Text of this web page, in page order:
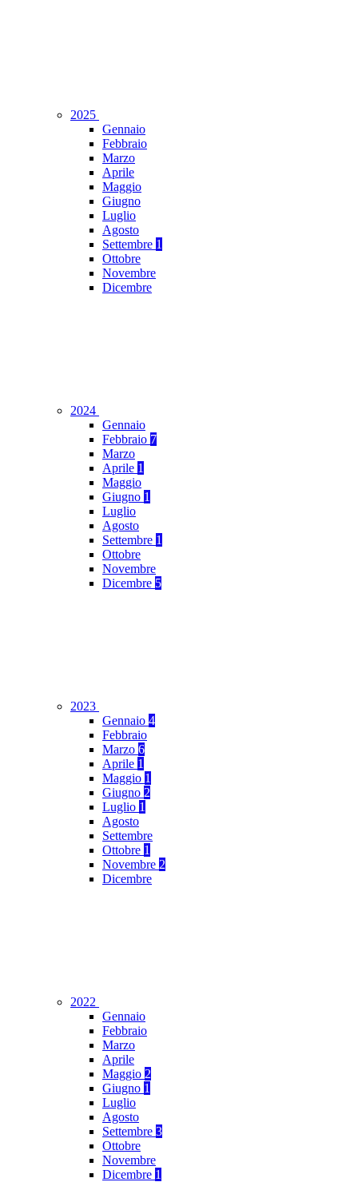
2025
Gennaio
Febbraio
Marzo
Aprile
Maggio
Giugno
Luglio
Agosto
Settembre 1
Ottobre
Novembre
Dicembre
2024
Gennaio
Febbraio 7
Marzo
Aprile 1
Maggio
Giugno 1
Luglio
Agosto
Settembre 1
Ottobre
Novembre
Dicembre 5
2023
Gennaio 4
Febbraio
Marzo 6
Aprile 1
Maggio 1
Giugno 2
Luglio 1
Agosto
Settembre
Ottobre 1
Novembre 2
Dicembre
2022
Gennaio
Febbraio
Marzo
Aprile
Maggio 2
Giugno 1
Luglio
Agosto
Settembre 3
Ottobre
Novembre
Dicembre 1